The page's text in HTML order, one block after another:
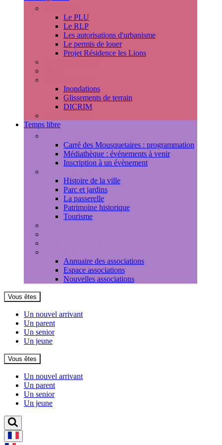
Le PLU
Le RLP
Les autorisations d'urbanisme
Le permis de louer
Projet Résidence les Lions
Inondations
Glissements de terrain
DICRIM
Temps libre
Carré des Mousquetaires : programmation
Médiathèque : événements à venir
Inscription à un évènement
Histoire de la ville
Parc et jardins
La passerelle
Patrimoine historique
Tourisme
Annuaire des associations
Espace associations
Nouvelles associations
Vous êtes
Un nouvel arrivant
Un parent
Un senior
Un jeune
Vous êtes
Un nouvel arrivant
Un parent
Un senior
Un jeune